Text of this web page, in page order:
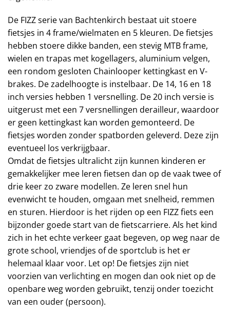
De FIZZ serie van Bachtenkirch bestaat uit stoere
fietsjes in 4 frame/wielmaten en 5 kleuren. De fietsjes
hebben stoere dikke banden, een stevig MTB frame,
wielen en trapas met kogellagers, aluminium velgen,
een rondom gesloten Chainlooper kettingkast en V-
brakes. De zadelhoogte is instelbaar. De 14, 16 en 18
inch versies hebben 1 versnelling. De 20 inch versie is
uitgerust met een 7 versnellingen derailleur, waardoor
er geen kettingkast kan worden gemonteerd. De
fietsjes worden zonder spatborden geleverd. Deze zijn
eventueel los verkrijgbaar.
Omdat de fietsjes ultralicht zijn kunnen kinderen er
gemakkelijker mee leren fietsen dan op de vaak twee of
drie keer zo zware modellen. Ze leren snel hun
evenwicht te houden, omgaan met snelheid, remmen
en sturen. Hierdoor is het rijden op een FIZZ fiets een
bijzonder goede start van de fietscarriere. Als het kind
zich in het echte verkeer gaat begeven, op weg naar de
grote school, vriendjes of de sportclub is het er
helemaal klaar voor. Let op! De fietsjes zijn niet
voorzien van verlichting en mogen dan ook niet op de
openbare weg worden gebruikt, tenzij onder toezicht
van een ouder (persoon).